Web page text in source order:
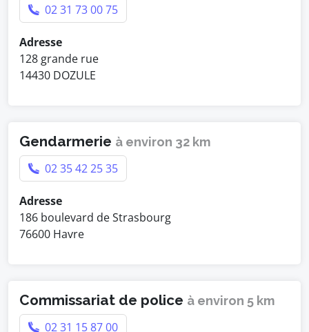
02 31 73 00 75
Adresse
128 grande rue
14430 DOZULE
Gendarmerie à environ 32 km
02 35 42 25 35
Adresse
186 boulevard de Strasbourg
76600 Havre
Commissariat de police à environ 5 km
02 31 15 87 00